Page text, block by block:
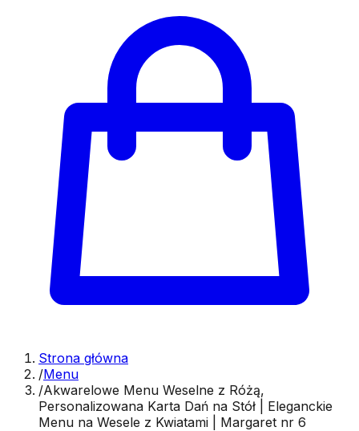
Strona główna
/Menu
/Akwarelowe Menu Weselne z Różą,
Personalizowana Karta Dań na Stół | Eleganckie
Menu na Wesele z Kwiatami | Margaret nr 6